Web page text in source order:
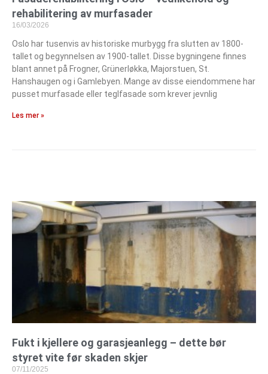
rehabilitering av murfasader
16/03/2026
Oslo har tusenvis av historiske murbygg fra slutten av 1800-
tallet og begynnelsen av 1900-tallet. Disse bygningene finnes
blant annet på Frogner, Grünerløkka, Majorstuen, St.
Hanshaugen og i Gamlebyen. Mange av disse eiendommene har
pusset murfasade eller teglfasade som krever jevnlig
Les mer »
Fukt i kjellere og garasjeanlegg – dette bør
styret vite før skaden skjer
07/11/2025